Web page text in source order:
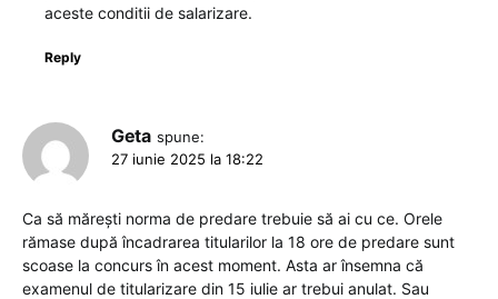
aceste conditii de salarizare.
Reply
Geta spune:
27 iunie 2025 la 18:22
Ca să mărești norma de predare trebuie să ai cu ce. Orele
rămase după încadrarea titularilor la 18 ore de predare sunt
scoase la concurs în acest moment. Asta ar însemna că
examenul de titularizare din 15 iulie ar trebui anulat. Sau